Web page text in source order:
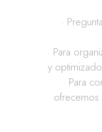
·
· Para
y
· Para